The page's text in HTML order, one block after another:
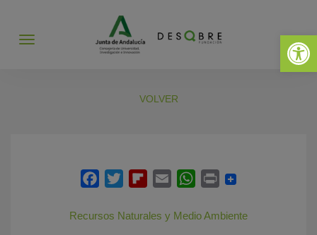
Abrir
Abrir
VOLVER
Recursos Naturales y Medio Ambiente